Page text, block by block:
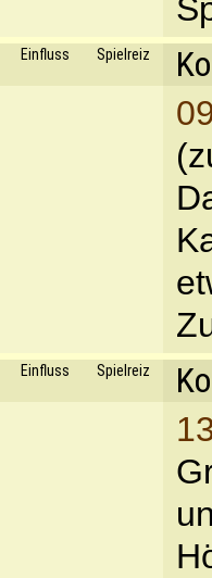
Einfluss Spielreiz
Einfluss Spielreiz